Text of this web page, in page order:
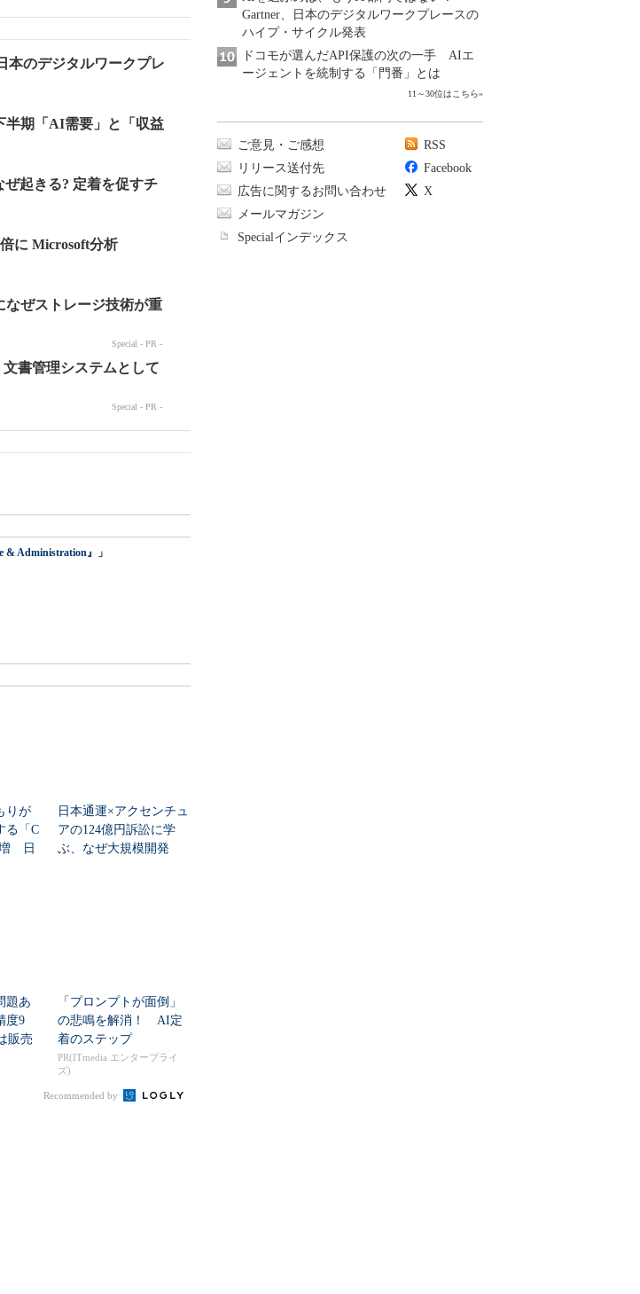
& Administration』」
りが
る「C
増 日
日本通運×アクセンチュ
アの124億円訴訟に学
ぶ、なぜ大規模開発
題あ
度9
販売
「プロンプトが面倒」
の悲鳴を解消！ AI定
着のステップ
PR(ITmedia エンタープライ
ズ)
Recommended by
Gartner、日本のデジタルワークプレースの
ハイプ・サイクル発表
ドコモが選んだAPI保護の次の一手 AIエ
ージェントを統制する「門番」とは
11～30位はこちら»
ご意見・ご感想
リリース送付先
広告に関するお問い合わせ
メールマガジン
Specialインデックス
RSS
Facebook
X